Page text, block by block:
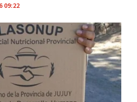
09:22